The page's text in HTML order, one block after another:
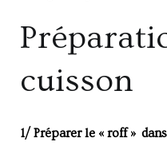
cuisson
1/ Préparer le « roff »